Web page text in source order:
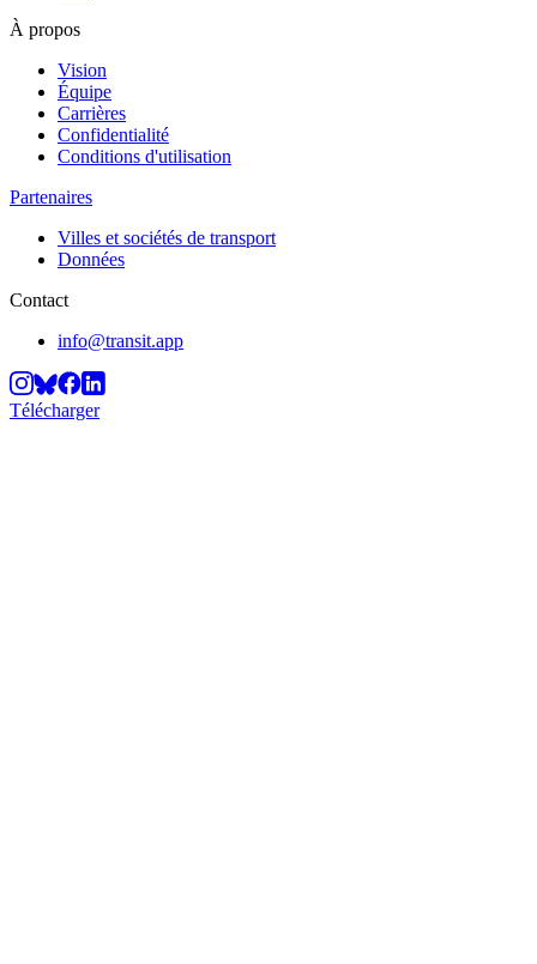
À propos
Vision
Équipe
Carrières
Confidentialité
Conditions d'utilisation
Partenaires
Villes et sociétés de transport
Données
Contact
info@transit.app
Télécharger